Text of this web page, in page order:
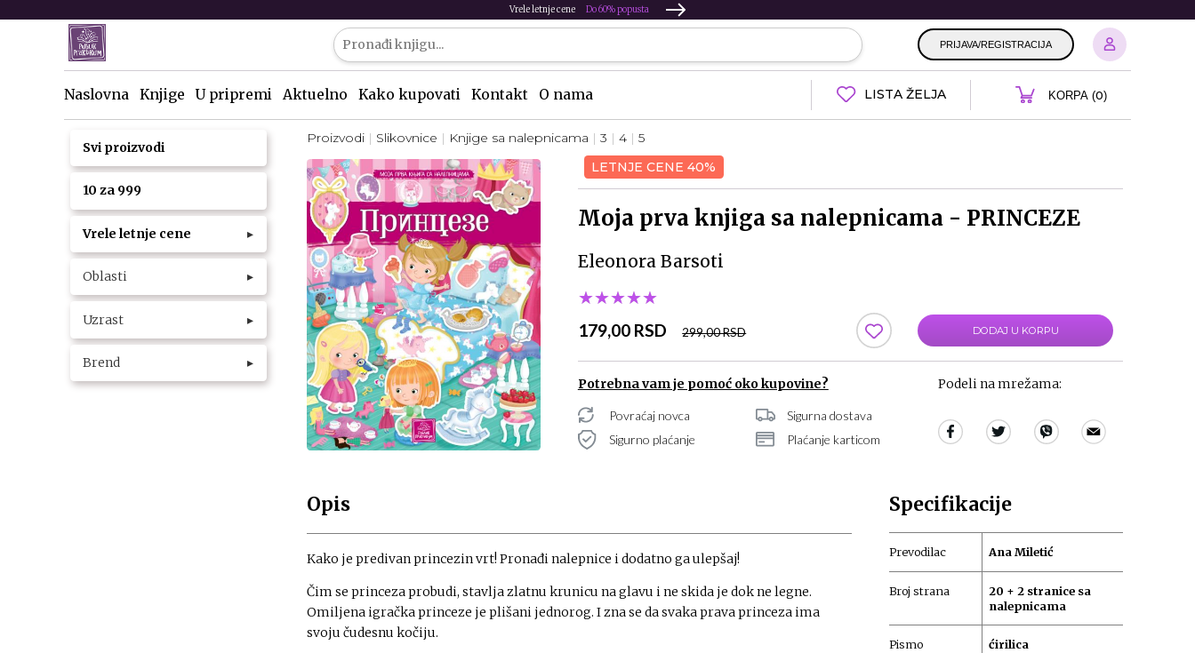
Vrele letnje cene Do 60% popusta
PRIJAVA/REGISTRACIJA
Naslovna Knjige U pripremi Aktuelno Kako kupovati Kontakt O nama LISTA ŽELJA KORPA (0)
Svi proizvodi
10 za 999
Vrele letnje cene ▸
Oblasti ▸
Uzrast ▸
Brend ▸
Proizvodi Slikovnice Knjige sa nalepnicama 3 4
5
LETNJE CENE 40%
Moja prva knjiga sa nalepnicama - PRINCEZE
Eleonora Barsoti
★★★★★
★★★★★
★★★★★
179,00 RSD 299,00 RSD DODAJ U KORPU
Potrebna vam je pomoć oko kupovine?
Povraćaj novca
Sigurna dostava
Sigurno plaćanje
Plaćanje karticom
Podeli na mrežama:
Opis
Kako je predivan princezin vrt! Pronađi nalepnice i dodatno ga ulepšaj!
Čim se princeza probudi, stavlja zlatnu krunicu na glavu i ne skida je dok ne legne.
Omiljena igračka princeze je plišani jednorog. I zna se da svaka prava princeza ima
svoju čudesnu kočiju.
Specifikacije
Prevodilac Ana Miletić
Broj strana
20 + 2 stranice sa
nalepnicama
Pismo ćirilica